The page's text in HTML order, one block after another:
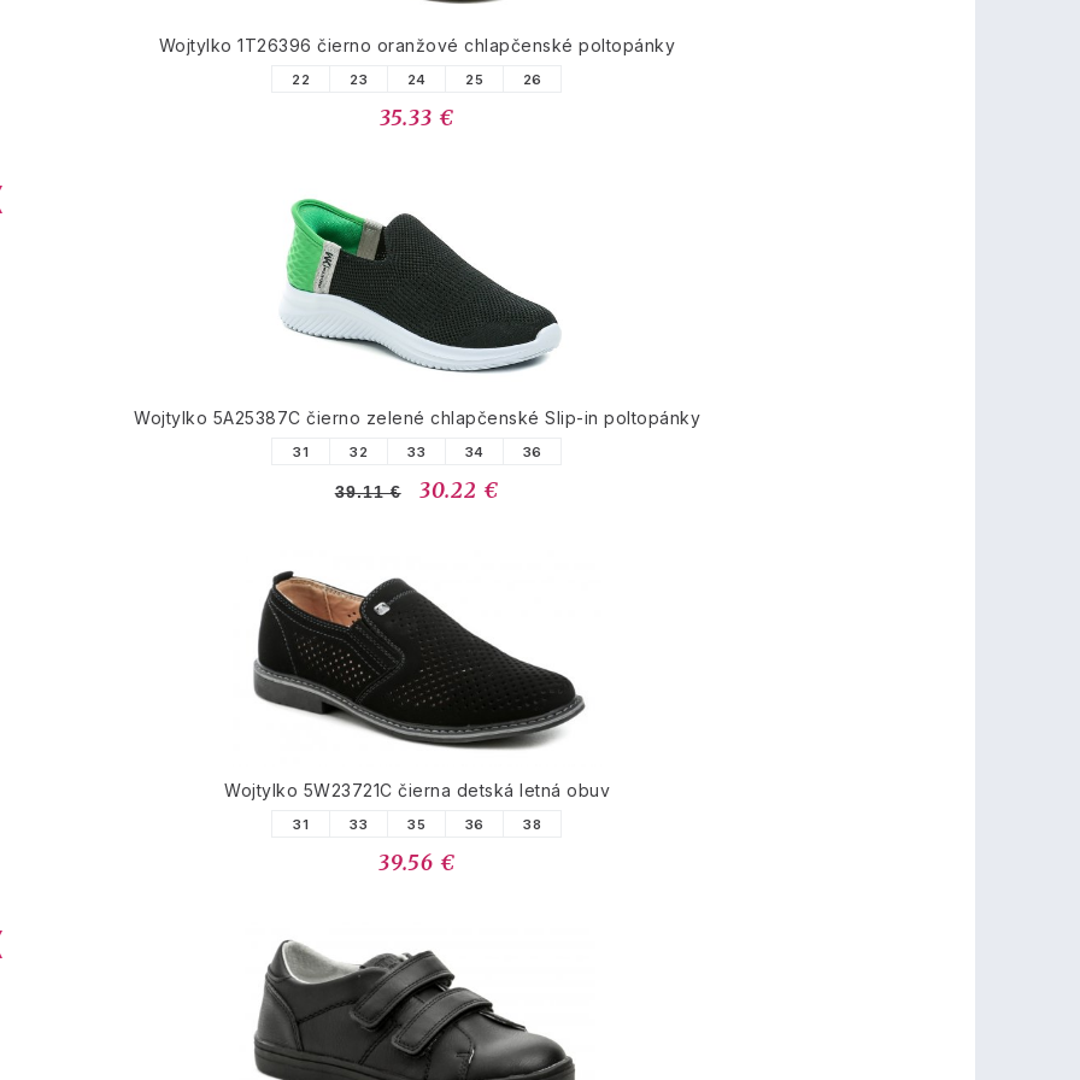
Wojtylko 1T26396 čierno oranžové chlapčenské poltopánky
22 23 24 25 26
35.33 €
Wojtylko 5A25387C čierno zelené chlapčenské Slip-in poltopánky
31 32 33 34 36
39.11 € 30.22 €
Wojtylko 5W23721C čierna detská letná obuv
31 33 35 36 38
39.56 €